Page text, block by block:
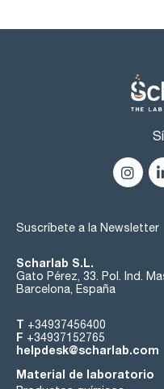
Suscríbete a la Newsletter
Scharlab S.L.
Gato Pérez, 33. Pol. Ind.
Barcelona, España
T +34937456400
F +34937152765
helpdesk@scharlab.com
Material de laboratorio